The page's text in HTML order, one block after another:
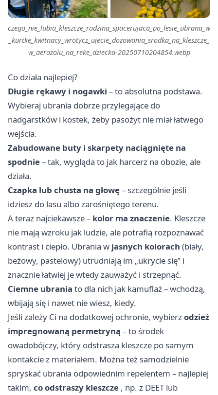
czego_nie_lubia_kleszcze_rodzina_spacerujaca_po_lesie_ubrana_w
_kurtke_kwitnacy_wrotycz_ujecie_dozowania_srodka_na_kleszcze_
w_aerozolu_na_reke_dziecka-20250710204854.webp
Co działa najlepiej?
Długie rękawy i nogawki – to absolutna podstawa.
Wybieraj ubrania dobrze przylegające do
nadgarstków i kostek, żeby pasożyt nie miał łatwego
wejścia.
Zabudowane buty i skarpety naciągnięte na
spodnie– tak, wygląda to jak harcerz na obozie, ale
działa.
Czapka lub chusta na głowę– szczególnie jeśli
idziesz do lasu albo zarośniętego terenu.
A teraz najciekawsze – kolor ma znaczenie. Kleszcze
nie mają wzroku jak ludzie, ale potrafią rozpoznawać
kontrast i ciepło. Ubrania w jasnych kolorach (biały,
beżowy, pastelowy) utrudniają im „ukrycie się” i
znacznie łatwiej je wtedy zauważyć i strzepnąć.
Ciemne ubrania to dla nich jak kamuflaż – wchodzą,
wbijają się i nawet nie wiesz, kiedy.
Jeśli zależy Ci na dodatkowej ochronie, wybierzodzież
impregnowaną permetryną – to środek
owadobójczy, który odstrasza kleszcze po samym
kontakcie z materiałem. Można też samodzielnie
spryskać ubrania odpowiednim repelentem – najlepiej
takim, co odstraszy kleszcze , np. z DEET lub